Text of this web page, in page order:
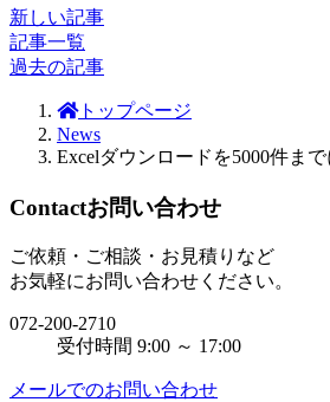
新しい記事
記事一覧
過去の記事
トップページ
News
Excelダウンロードを5000件ま
Contactお問い合わせ
ご依頼・ご相談・お見積りなど
お気軽にお問い合わせください。
072-200-2710
受付時間 9:00 ～ 17:00
メールでのお問い合わせ